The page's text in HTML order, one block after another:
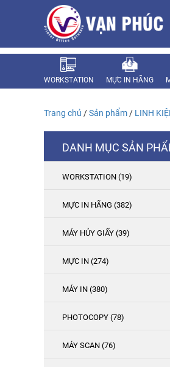
WORKSTATION MỰC IN HÃNG
LINH KIỆN
Trang chủ /Sản phẩm / LINH
DANH MỤC SẢN
WORKSTATION (19)
MỰC IN HÃNG (382)
MÁY HỦY GIẤY (39)
MỰC IN (274)
MÁY IN (380)
PHOTOCOPY (78)
MÁY SCAN (76)